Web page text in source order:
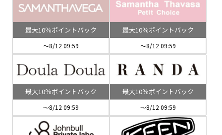
最大10％ポイントバック
～8/12 09:59
最大10％ポイントバック
～8/12 09:59
最大10％ポイントバック
～8/12 09:59
最大10％ポイントバック
～8/12 09:59